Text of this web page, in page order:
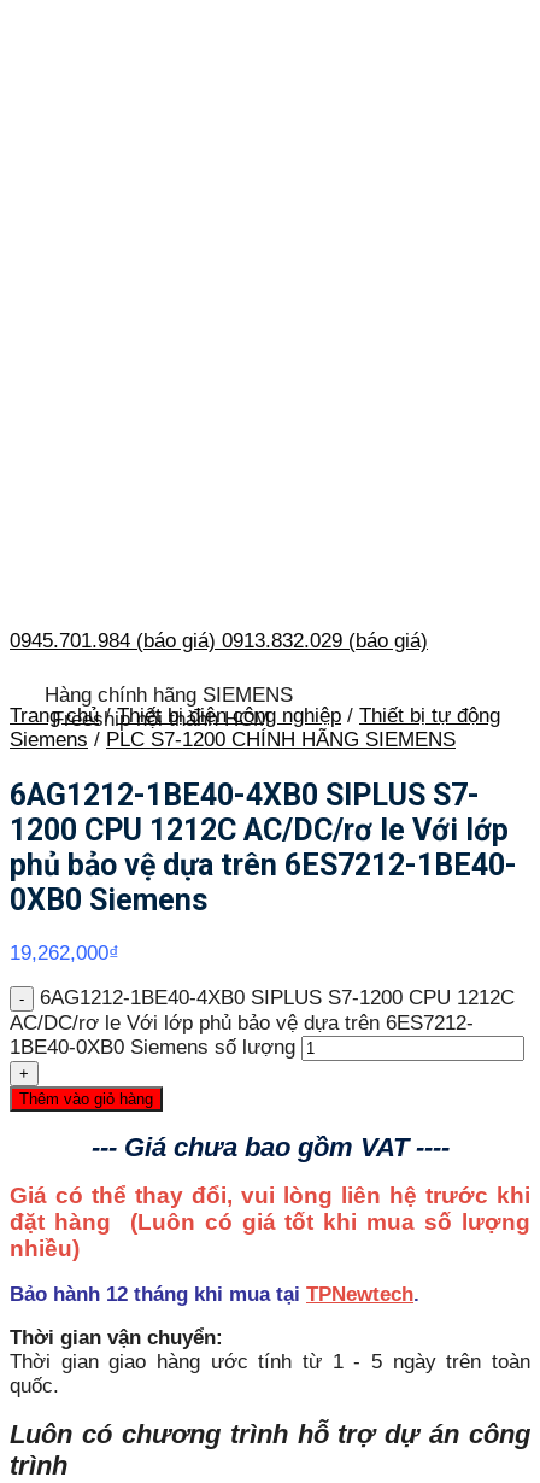
0945.701.984 (báo giá) 0913.832.029 (báo giá)
Hàng chính hãng SIEMENS
Freeship nội thành HCM
Trang chủ / Thiết bị điện công nghiệp / Thiết bị tự động
Siemens / PLC S7-1200 CHÍNH HÃNG SIEMENS
6AG1212-1BE40-4XB0 SIPLUS S7-
1200 CPU 1212C AC/DC/rơ le Với lớp
phủ bảo vệ dựa trên 6ES7212-1BE40-
0XB0 Siemens
19,262,000₫
6AG1212-1BE40-4XB0 SIPLUS S7-1200 CPU 1212C
AC/DC/rơ le Với lớp phủ bảo vệ dựa trên 6ES7212-
1BE40-0XB0 Siemens số lượng
Thêm vào giỏ hàng
--- Giá chưa bao gồm VAT ----
Giá có thể thay đổi, vui lòng liên hệ trước khi
đặt hàng (Luôn có giá tốt khi mua số lượng
nhiều)
Bảo hành 12 tháng khi mua tại TPNewtech.
Thời gian vận chuyển:
Thời gian giao hàng ước tính từ 1 - 5 ngày trên toàn
quốc.
Luôn có chương trình hỗ trợ dự án công
trình